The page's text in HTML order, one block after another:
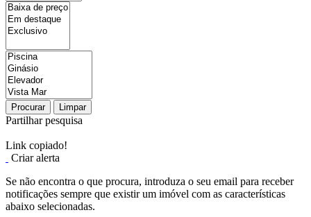
Procurar Limpar
Partilhar pesquisa
Link copiado!
Criar alerta
Se não encontra o que procura, introduza o seu email para receber
notificações sempre que existir um imóvel com as características
abaixo selecionadas.